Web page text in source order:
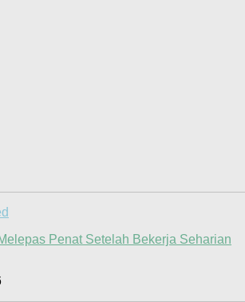
Penat Setelah Bekerja Seharian